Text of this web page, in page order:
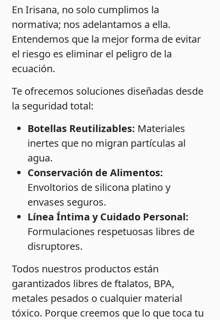
En Irisana, no solo cumplimos la
normativa; nos adelantamos a ella.
Entendemos que la mejor forma de evitar
el riesgo es eliminar el peligro de la
ecuación.
Te ofrecemos soluciones diseñadas desde
la seguridad total:
Botellas Reutilizables: Materiales
inertes que no migran partículas al
agua.
Conservación de Alimentos:
Envoltorios de silicona platino y
envases seguros.
Línea Íntima y Cuidado Personal:
Formulaciones respetuosas libres de
disruptores.
Todos nuestros productos están
garantizados libres de ftalatos, BPA,
metales pesados o cualquier material
tóxico. Porque creemos que lo que toca tu